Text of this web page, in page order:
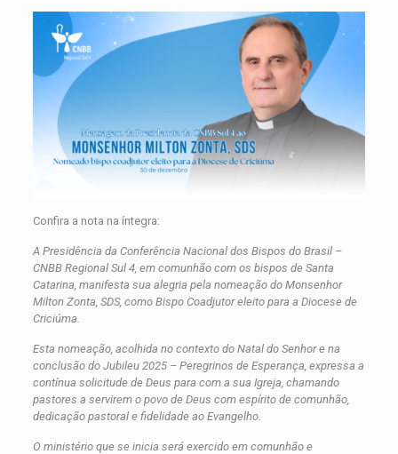
Confira a nota na íntegra:
A Presidência da Conferência Nacional dos Bispos do Brasil –
CNBB Regional Sul 4, em comunhão com os bispos de Santa
Catarina, manifesta sua alegria pela nomeação do Monsenhor
Milton Zonta, SDS, como Bispo Coadjutor eleito para a Diocese de
Criciúma.
Esta nomeação, acolhida no contexto do Natal do Senhor e na
conclusão do Jubileu 2025 – Peregrinos de Esperança, expressa a
contínua solicitude de Deus para com a sua Igreja, chamando
pastores a servirem o povo de Deus com espírito de comunhão,
dedicação pastoral e fidelidade ao Evangelho.
O ministério que se inicia será exercido em comunhão e